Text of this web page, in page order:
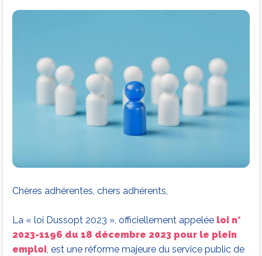
Chères adhérentes, chers adhérents,
La « loi Dussopt 2023 », officiellement appelée loi n°
2023-1196 du 18 décembre 2023 pour le plein
emploi, est une réforme majeure du service public de